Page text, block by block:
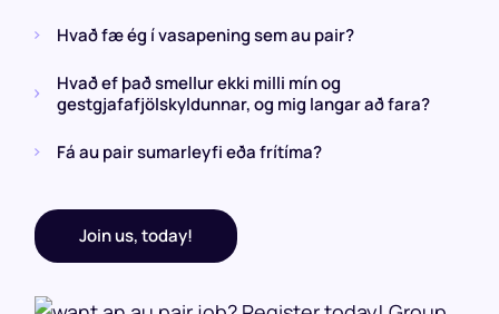
Hvað fæ ég í vasapening sem au pair?
Hvað ef það smellur ekki milli mín og
gestgjafafjölskyldunnar, og mig langar að fara?
Fá au pair sumarleyfi eða frítíma?
Join us, today!